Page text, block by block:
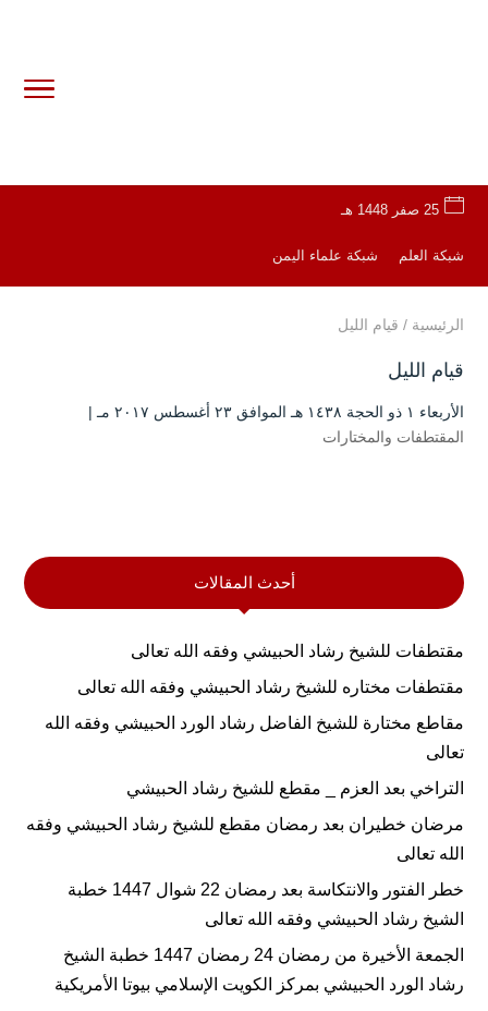
25 صفر 1448 هـ
شبكة العلم شبكة علماء اليمن
الرئيسية / قيام الليل
قيام الليل
الأربعاء ۱ ذو الحجة ۱٤۳۸ هـ الموافق ۲۳ أغسطس ۲۰۱۷ مـ |
المقتطفات والمختارات
أحدث المقالات
مقتطفات للشيخ رشاد الحبيشي وفقه الله تعالى
مقتطفات مختاره للشيخ رشاد الحبيشي وفقه الله تعالى
مقاطع مختارة للشيخ الفاضل رشاد الورد الحبيشي وفقه الله
تعالى
التراخي بعد العزم _ مقطع للشيخ رشاد الحبيشي
مرضان خطيران بعد رمضان مقطع للشيخ رشاد الحبيشي وفقه
الله تعالى
خطر الفتور والانتكاسة بعد رمضان 22 شوال 1447 خطبة
الشيخ رشاد الحبيشي وفقه الله تعالى
الجمعة الأخيرة من رمضان 24 رمضان 1447 خطبة الشيخ
رشاد الورد الحبيشي بمركز الكويت الإسلامي بيوتا الأمريكية